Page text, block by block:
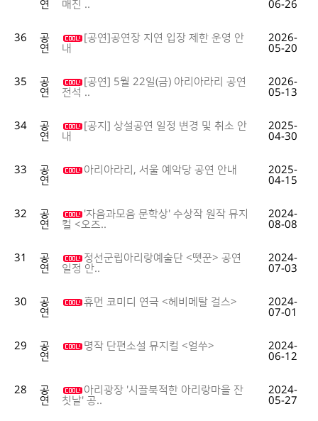
연
매진 ..
06-26
36
공
연
[공연]공연장 지연 입장 제한 운영 안
내
2026-
05-20
35
공
연
[공연] 5월 22일(금) 아리아라리 공연
전석 ..
2026-
05-13
34
공
연
[공지] 상설공연 일정 변경 및 취소 안
내
2025-
04-30
33
공
연
아리아라리, 서울 예악당 공연 안내
2025-
04-15
32
공
연
'자음과모음 문학상' 수상작 원작 뮤지
컬 <오즈..
2024-
08-08
31
공
연
정선군립아리랑예술단 <뗏꾼> 공연
일정 안..
2024-
07-03
30
공
연
휴먼 코미디 연극 <헤비메탈 걸스>
2024-
07-01
29
공
연
명작 단편소설 뮤지컬 <얼쑤>
2024-
06-12
28
공
연
아리광장 '시끌북적한 아리랑마을 잔
칫날' 공..
2024-
05-27